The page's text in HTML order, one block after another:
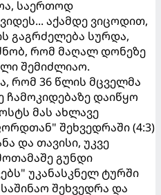
საერთოდ
აქამდე ვიცოდით,
გაგრძელება სურდა,
რომ მაღალ დონეზე
შემიძლიაო.
რომ 36 წლის მცველმა
ჩამოკიდებაზე დაიწყო
მას ახლავე
შეხვედრაში (4:3)
და თავისი, უკვე
გუნდი
უკანასკნელ ტურში
შეხვედრა და